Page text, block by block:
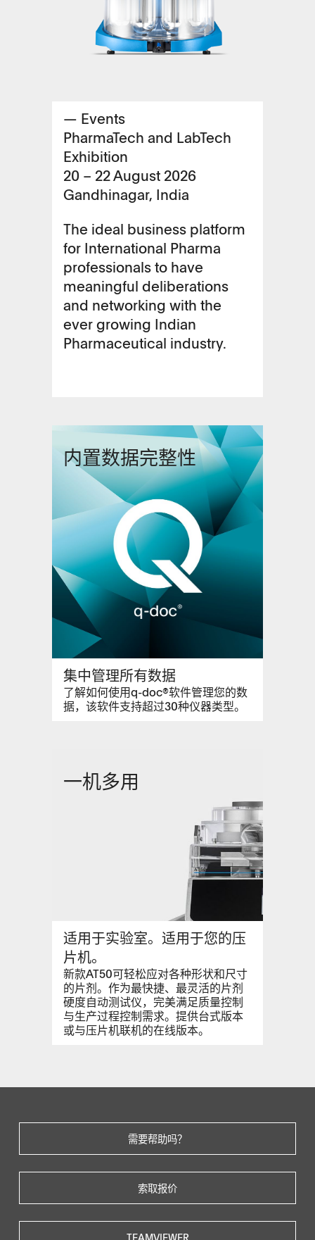
— Events
PharmaTech and LabTech
Exhibition
20 – 22 August 2026
Gandhinagar, India
The ideal business platform
for International Pharma
professionals to have
meaningful deliberations
and networking with the
ever growing Indian
Pharmaceutical industry.
内置数据完整性
集中管理所有数据
了解如何使用q-doc®软件管理您的数
据，该软件支持超过30种仪器类型。
一机多用
适用于实验室。适用于您的压
片机。
新款AT50可轻松应对各种形状和尺寸
的片剂。作为最快捷、最灵活的片剂
硬度自动测试仪，完美满足质量控制
与生产过程控制需求。提供台式版本
或与压片机联机的在线版本。
需要帮助吗？
索取报价
TEAMVIEWER